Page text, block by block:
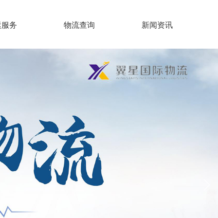
务 物流查询 新闻资讯